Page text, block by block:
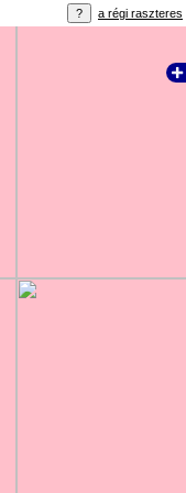
a régi raszteres